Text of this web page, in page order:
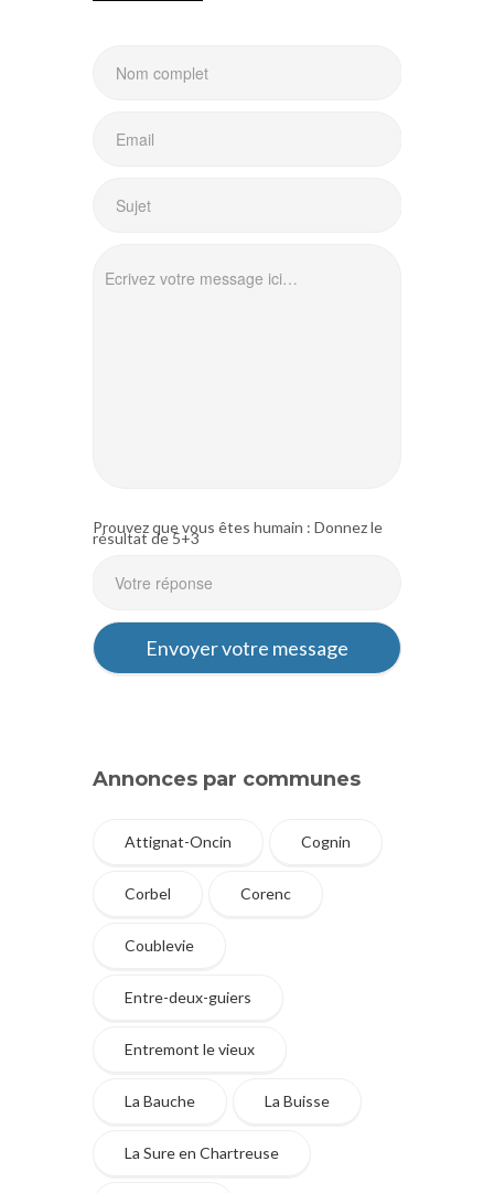
Prouvez que vous êtes humain : Donnez le
résultat de 5+3
Annonces par communes
Attignat-Oncin Cognin
Corbel Corenc
Coublevie
Entre-deux-guiers
Entremont le vieux
La Bauche La Buisse
La Sure en Chartreuse